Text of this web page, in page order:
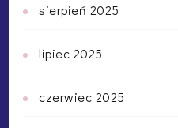
sierpień 2025
lipiec 2025
czerwiec 2025